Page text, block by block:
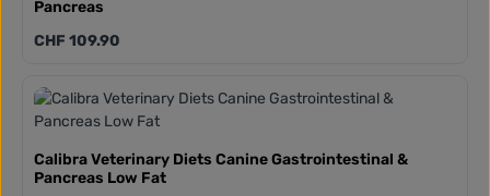
Pancreas
Regulärer Preis:
CHF 109.90
Calibra Veterinary Diets Canine Gastrointestinal &
Pancreas Low Fat